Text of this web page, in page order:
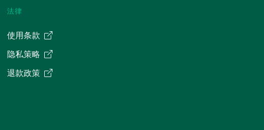
法律
使用条款
隐私策略
退款政策